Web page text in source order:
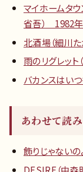
マイホームタ
省吾） 1982年
北酒場（細川
雨のリグレッ
バカンスはい
あわせて読
飾りじゃない